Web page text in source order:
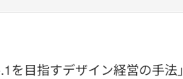
を目指すデザイン経営の手法」